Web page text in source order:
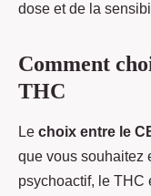
dose et de la
Comment
THC
Le choix entre le
que vous souhaitez
psychoactif, le THC